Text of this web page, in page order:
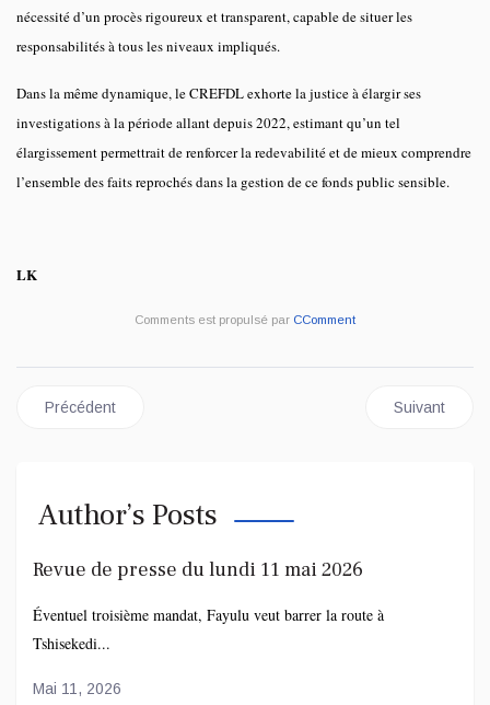
nécessité d’un procès rigoureux et transparent, capable de situer les
responsabilités à tous les niveaux impliqués.
Dans la même dynamique, le CREFDL exhorte la justice à élargir ses
investigations à la période allant depuis 2022, estimant qu’un tel
élargissement permettrait de renforcer la redevabilité et de mieux comprendre
l’ensemble des faits reprochés dans la gestion de ce fonds public sensible.
LK
Comments est propulsé par CComment
Article précédent : EXETAT 2026 : un finaliste meurt en pleine
Précédent Article
Suivant
Author’s Posts
Revue de presse du lundi 11 mai 2026
Éventuel troisième mandat, Fayulu veut barrer la route à
Tshisekedi...
Mai 11, 2026